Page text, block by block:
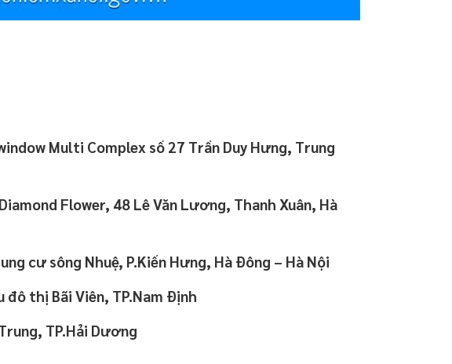
Multi Complex số 27 Trần Duy Hưng, Trung
Flower, 48 Lê Văn Lương, Thanh Xuân, Hà
cư sông Nhuệ, P.Kiến Hưng, Hà Đông – Hà Nội
đô thị Bãi Viên, TP.Nam Định
TP.Hải Dương